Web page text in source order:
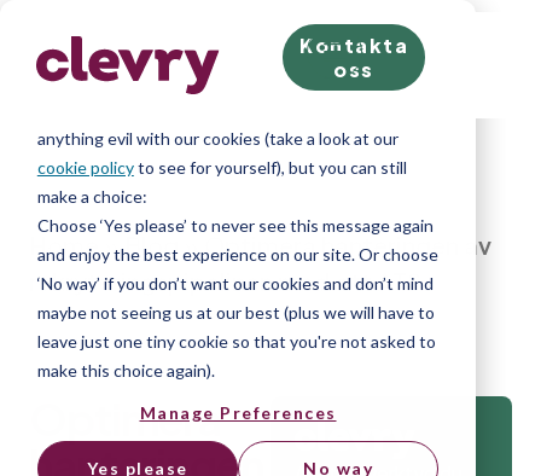
We know right? These cookie pop-ups can really ruin
your visit, so we’ll make this quick. This website does
anything evil with our cookies (take a look at our
cookie policyto see for yourself), but you can still
make a choice:
Choose ‘Yes please’ to never see this message again
and enjoy the best experience on our site. Or choose
‘No way’ if you don’t want our cookies and don’t mind
maybe not seeing us at our best (plus we will have to
leave just one tiny cookie so that you're not asked to
make this choice again).
Manage Preferences
Yes please No way
Kontakta
oss
Home»Blog »Optimera hanteringen av
rekryteringspipelinen med ett ATS
Optimera
hanteringen